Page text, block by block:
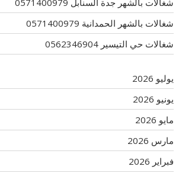
شغالات بالشهر جدة السنابل 0571400979
شغالات بالشهر الحمدانية 0571400979
شغالات حي التيسير 0562346904
يوليو 2026
يونيو 2026
مايو 2026
مارس 2026
فبراير 2026